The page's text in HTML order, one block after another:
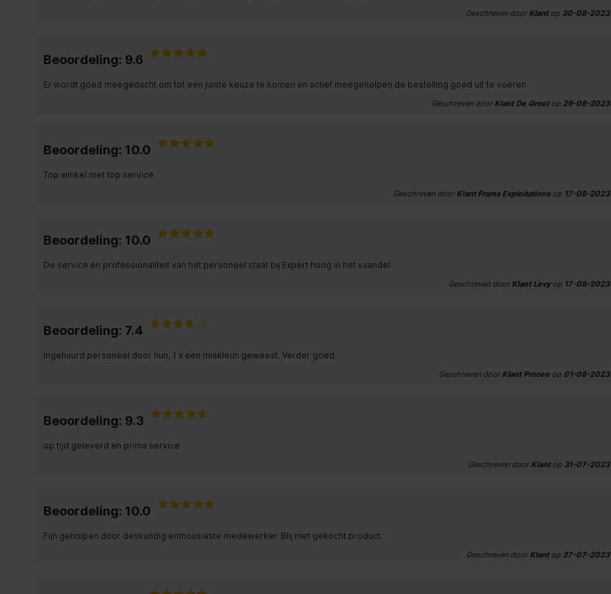
Geschreven door Klantop 30-08-2023
Beoordeling: 9.6
Er wordt goed meegedacht om tot een juiste keuze te komen en actief meegeholpen de bestelling goed uit te voeren
Geschreven door Klant De Grootop 29-08-2023
Beoordeling: 10.0
Top winkel met top service
Geschreven door Klant Frama Exploitationsop 17-08-2023
Beoordeling: 10.0
De service en professionaliteit van het personeel staat bij Expert hoog in het vaandel.
Geschreven door Klant Levyop 17-08-2023
Beoordeling: 7.4
Ingehuurd personeel door hun, 1 x een miskleun geweest. Verder goed.
Geschreven door Klant Procee op 01-08-2023
Beoordeling: 9.3
op tijd geleverd en prima service
Geschreven door Klantop 31-07-2023
Beoordeling: 10.0
Fijn geholpen door deskundig enthousiaste medewerker. Blij met gekocht product.
Geschreven door Klantop 27-07-2023